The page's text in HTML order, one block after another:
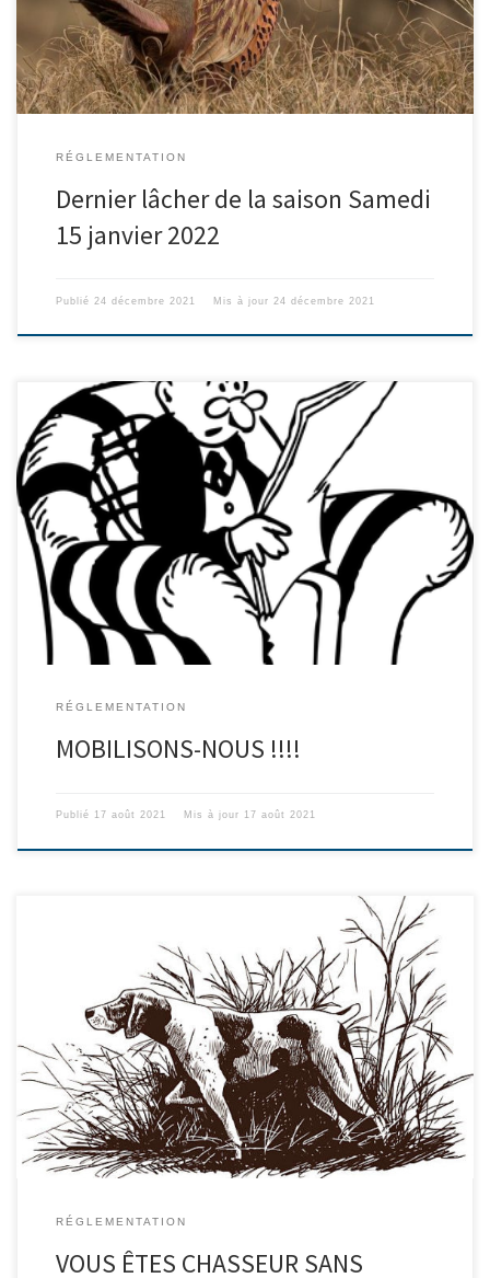
fêtes de fin d’année et tous leurs meilleurs vœux pour 2022.
RÉGLEMENTATION
Dernier lâcher de la saison Samedi
15 janvier 2022
Publié 24 décembre 2021 Mis à jour 24 décembre 2021
En concertation avec toutes les FDC concernées par les chasses
traditionnelles, il a été décidé deux journées d’action. La
première se déroulera le samedi 28 août où il est demandé à tous
les chasseurs varois de se rassembler devant la préfecture dés
10h. Là il sera remis une motion au […]
RÉGLEMENTATION
MOBILISONS-NOUS !!!!
Publié 17 août 2021 Mis à jour 17 août 2021
VENEZ DÉCOUVRIR LE TRAVAIL DU CHIEN D’ARRÊT Les jours de
lâchers (12/09 – 02/10 – 23/10 – 13/11 – 04/12 – 18/12/21 et 08 ou
15/01/2022), vous êtes invités à rejoindre quelques chasseurs du
Club Cynégétique d’Evenos qui seraient heureux de vous faire
découvrir ou redécouvrir le travail du […]
RÉGLEMENTATION
VOUS ÊTES CHASSEUR SANS